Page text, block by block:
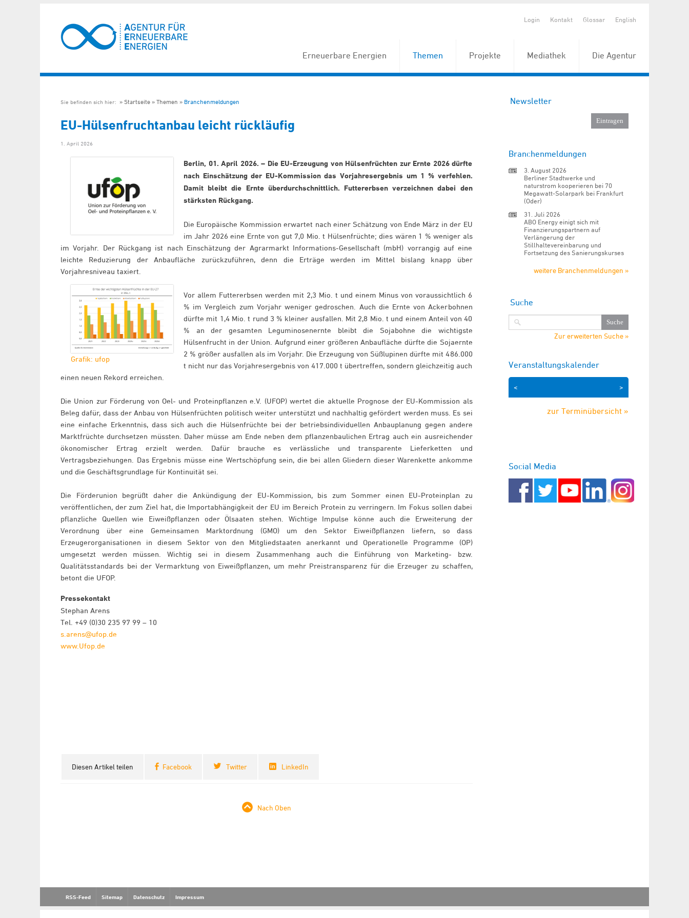
Login Kontakt Glossar English
Erneuerbare Energien Themen Projekte Mediathek Die Agentur
Sie befinden sich hier: Startseite Themen Branchenmeldungen
EU-Hülsenfruchtanbau leicht rückläufig
1. April 2026
Berlin, 01. April 2026. – Die EU-Erzeugung von Hülsenfrüchten zur Ernte 2026 dürfte
nach Einschätzung der EU-Kommission das Vorjahresergebnis um 1 % verfehlen.
Damit bleibt die Ernte überdurchschnittlich. Futtererbsen verzeichnen dabei den
stärksten Rückgang.
Die Europäische Kommission erwartet nach einer Schätzung von Ende März in der EU
im Jahr 2026 eine Ernte von gut 7,0 Mio. t Hülsenfrüchte; dies wären 1 % weniger als
im Vorjahr. Der Rückgang ist nach Einschätzung der Agrarmarkt Informations-Gesellschaft (mbH) vorrangig auf eine
leichte Reduzierung der Anbaufläche zurückzuführen, denn die Erträge werden im Mittel bislang knapp über
Vorjahresniveau taxiert.
Grafik: ufop
Vor allem Futtererbsen werden mit 2,3 Mio. t und einem Minus von voraussichtlich 6
% im Vergleich zum Vorjahr weniger gedroschen. Auch die Ernte von Ackerbohnen
dürfte mit 1,4 Mio. t rund 3 % kleiner ausfallen. Mit 2,8 Mio. t und einem Anteil von 40
% an der gesamten Leguminosenernte bleibt die Sojabohne die wichtigste
Hülsenfrucht in der Union. Aufgrund einer größeren Anbaufläche dürfte die Sojaernte
2 % größer ausfallen als im Vorjahr. Die Erzeugung von Süßlupinen dürfte mit 486.000
t nicht nur das Vorjahresergebnis von 417.000 t übertreffen, sondern gleichzeitig auch
einen neuen Rekord erreichen.
Die Union zur Förderung von Oel- und Proteinpflanzen e.V. (UFOP) wertet die aktuelle Prognose der EU-Kommission als
Beleg dafür, dass der Anbau von Hülsenfrüchten politisch weiter unterstützt und nachhaltig gefördert werden muss. Es sei
eine einfache Erkenntnis, dass sich auch die Hülsenfrüchte bei der betriebsindividuellen Anbauplanung gegen andere
Marktfrüchte durchsetzen müssten. Daher müsse am Ende neben dem pflanzenbaulichen Ertrag auch ein ausreichender
ökonomischer Ertrag erzielt werden. Dafür brauche es verlässliche und transparente Lieferketten und
Vertragsbeziehungen. Das Ergebnis müsse eine Wertschöpfung sein, die bei allen Gliedern dieser Warenkette ankomme
und die Geschäftsgrundlage für Kontinuität sei.
Die Förderunion begrüßt daher die Ankündigung der EU-Kommission, bis zum Sommer einen EU-Proteinplan zu
veröffentlichen, der zum Ziel hat, die Importabhängigkeit der EU im Bereich Protein zu verringern. Im Fokus sollen dabei
pflanzliche Quellen wie Eiweißpflanzen oder Ölsaaten stehen. Wichtige Impulse könne auch die Erweiterung der
Verordnung über eine Gemeinsamen Marktordnung (GMO) um den Sektor Eiweißpflanzen liefern, so dass
Erzeugerorganisationen in diesem Sektor von den Mitgliedstaaten anerkannt und Operationelle Programme (OP)
umgesetzt werden müssen. Wichtig sei in diesem Zusammenhang auch die Einführung von Marketing- bzw.
Qualitätsstandards bei der Vermarktung von Eiweißpflanzen, um mehr Preistransparenz für die Erzeuger zu schaffen,
betont die UFOP.
Pressekontakt
Stephan Arens
Tel. +49 (0)30 235 97 99 – 10
s.arens@ufop.de
www.Ufop.de
Diesen Artikel teilen Facebook Twitter LinkedIn
Nach Oben
Newsletter
Branchenmeldungen
3. August 2026
Berliner Stadtwerke und
naturstrom kooperieren bei 70
Megawatt-Solarpark bei Frankfurt
(Oder)
31. Juli 2026
ABO Energy einigt sich mit
Finanzierungspartnern auf
Verlängerung der
Stillhaltevereinbarung und
Fortsetzung des Sanierungskurses
weitere Branchenmeldungen »
Suche
Zur erweiterten Suche »
Veranstaltungskalender
>
<
zur Terminübersicht »
Social Media
RSS-Feed Sitemap Datenschutz Impressum